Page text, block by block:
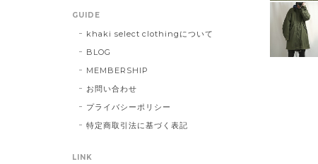
GUIDE
khaki select clothingについて
BLOG
MEMBERSHIP
お問い合わせ
プライバシーポリシー
特定商取引法に基づく表記
LINK